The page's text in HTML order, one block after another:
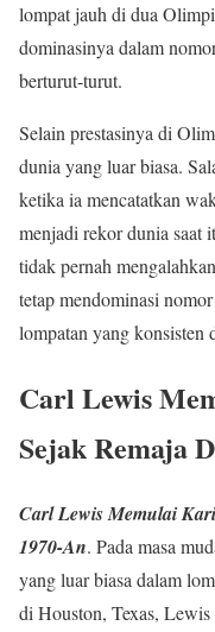
lompat jauh di dua
dominasinya dalam
berturut-turut.
Selain prestasinya di
dunia yang luar biasa.
ketika ia mencatatkan
menjadi rekor dunia saat
tidak pernah
tetap mendominasi
lompatan yang konsisten
Carl Lewis
Sejak Remaja
Carl Lewis Memulai
1970-An. Pada masa
yang luar biasa dalam
di Houston, Texas,